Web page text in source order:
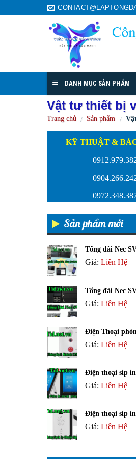
DANH MỤC SẢN PHẨM
Vật tư thiết bị
Trang chủ / Sản phẩm /
KỸ THUẬT &
Sản phẩm mới
Tổng đài Nec
Giá: Liên Hệ
Tổng đài Nec
Giá: Liên Hệ
Điện Thoại
Giá: Liên Hệ
Điện thoại sip
Giá: Liên Hệ
Điện thoại sip
Giá: Liên Hệ